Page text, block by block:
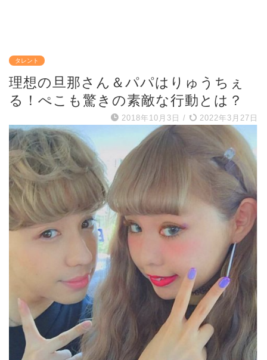
タレント
理想の旦那さん＆パパはりゅうちぇ
る！ぺこも驚きの素敵な行動とは？
2018年10月3日 / 2022年3月27日